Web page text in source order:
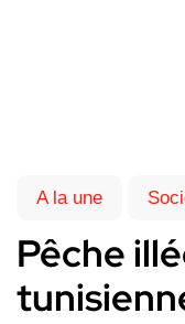
A la une
Pêche